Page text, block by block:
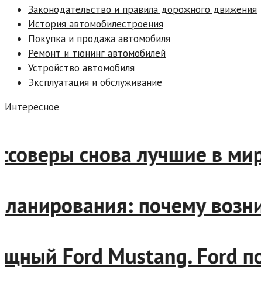
Законодательство и правила дорожного движения
История автомобилестроения
Покупка и продажа автомобиля
Ремонт и тюнинг автомобилей
Устройство автомобиля
Эксплуатация и обслуживание
Интересное
снова лучшие в мире
почему
Ford Mustang. Ford